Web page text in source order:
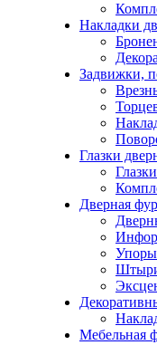
Накладки
Задвижки,
Глазки
Глазки
Дверная
Мебельная